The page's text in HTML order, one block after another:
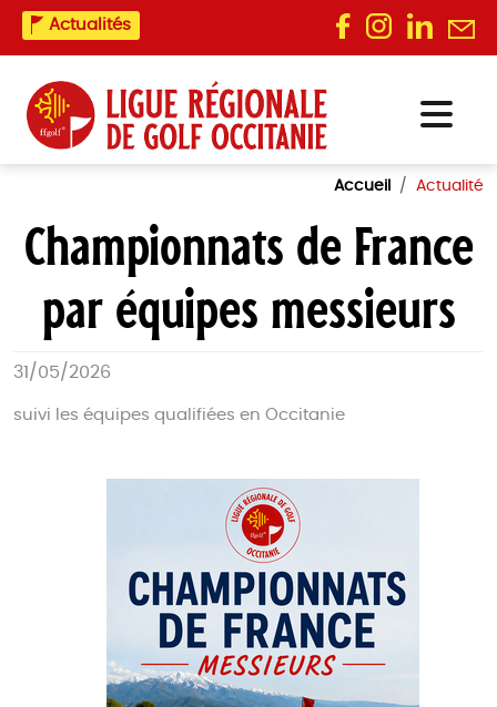
Actualités
Accueil Actualité
Championnats de France
par équipes messieurs
31/05/2026
suivi les équipes qualifiées en Occitanie